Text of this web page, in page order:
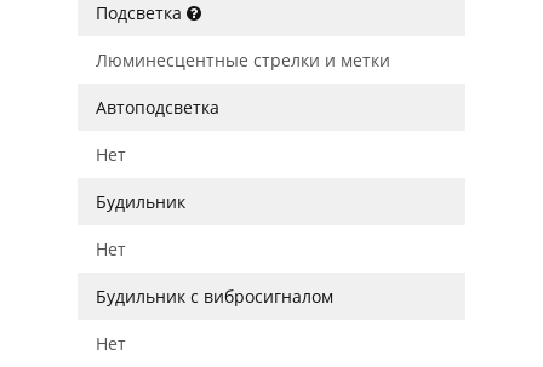
Подсветка
Люминесцентные стрелки и метки
Автоподсветка
Нет
Будильник
Нет
Будильник с вибросигналом
Нет